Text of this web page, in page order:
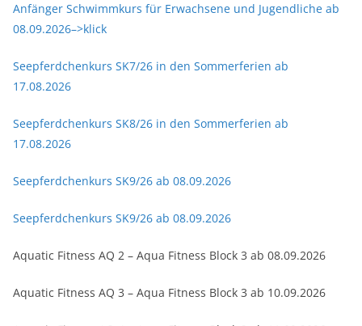
Anfänger Schwimmkurs für Erwachsene und Jugendliche ab
08.09.2026–>klick
Seepferdchenkurs SK7/26 in den Sommerferien ab
17.08.2026
Seepferdchenkurs SK8/26 in den Sommerferien ab
17.08.2026
Seepferdchenkurs SK9/26 ab 08.09.2026
Seepferdchenkurs SK9/26 ab 08.09.2026
Aquatic Fitness AQ 2 – Aqua Fitness Block 3 ab 08.09.2026
Aquatic Fitness AQ 3 – Aqua Fitness Block 3 ab 10.09.2026